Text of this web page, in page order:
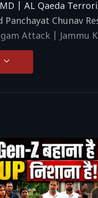
| AL Qaeda
Chunav
Attack | Jammu